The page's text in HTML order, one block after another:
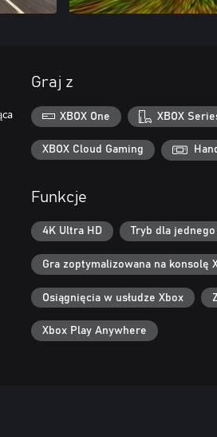
Graj z
XBOX One XBOX
XBOX Cloud Gaming
Funkcje
4K Ultra HD Tryb dla
Gra zoptymalizowana na konsolę
Osiągnięcia w usłudze Xbox
Xbox Play Anywhere